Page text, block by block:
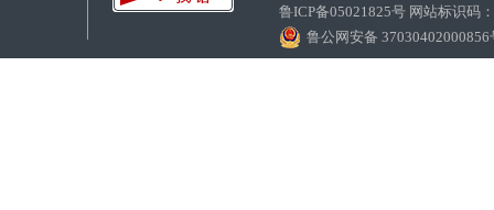
鲁ICP备05021825号 网站标识码
鲁公网安备 37030402000856